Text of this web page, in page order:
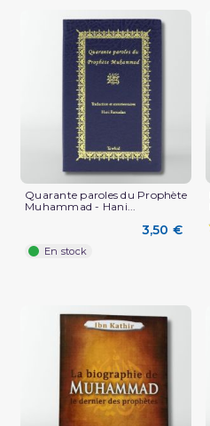
Quarante paroles du Prophète
Muhammad - Hani...
3,50 €
En stock